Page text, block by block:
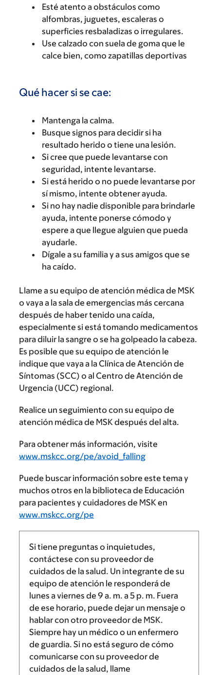
Esté atento a obstáculos como
alfombras, juguetes, escaleras o
superficies resbaladizas o irregulares.
Use calzado con suela de goma que le
calce bien, como zapatillas deportivas
Qué hacer si se cae:
Mantenga la calma.
Busque signos para decidir si ha
resultado herido o tiene una lesión.
Si cree que puede levantarse con
seguridad, intente levantarse.
Si está herido o no puede levantarse por
sí mismo, intente obtener ayuda.
Si no hay nadie disponible para brindarle
ayuda, intente ponerse cómodo y
espere a que llegue alguien que pueda
ayudarle.
Dígale a su familia y a sus amigos que se
ha caído.
Llame a su equipo de atención médica de MSK
o vaya a la sala de emergencias más cercana
después de haber tenido una caída,
especialmente si está tomando medicamentos
para diluir la sangre o se ha golpeado la cabeza.
Es posible que su equipo de atención le
indique que vaya a la Clínica de Atención de
Síntomas (SCC) o al Centro de Atención de
Urgencia (UCC) regional.
Realice un seguimiento con su equipo de
atención médica de MSK después del alta.
Para obtener más información, visite
www.mskcc.org/pe/avoid_falling
Puede buscar información sobre este tema y
muchos otros en la biblioteca de Educación
para pacientes y cuidadores de MSK en
www.mskcc.org/pe
Si tiene preguntas o inquietudes,
contáctese con su proveedor de
cuidados de la salud. Un integrante de su
equipo de atención le responderá de
lunes a viernes de 9 a. m. a5 p. m. Fuera
de ese horario, puede dejar un mensaje o
hablar con otro proveedor de MSK.
Siempre hay un médico o un enfermero
de guardia. Si no está seguro de cómo
comunicarse con su proveedor de
cuidados de la salud, llame